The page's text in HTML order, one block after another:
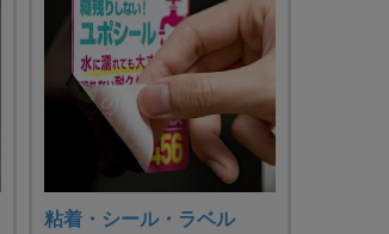
粘着・シール・ラベル